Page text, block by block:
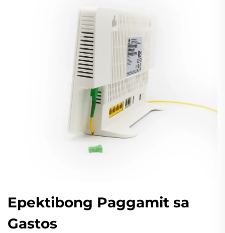
Epektibong Paggamit sa
Gastos